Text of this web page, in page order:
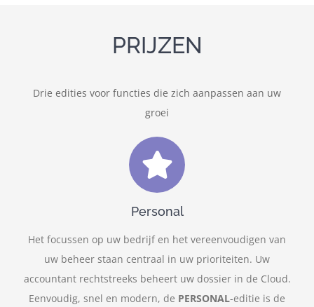
PRIJZEN
Drie edities voor functies die zich aanpassen aan uw
groei
Personal
Het focussen op uw bedrijf en het vereenvoudigen van
uw beheer staan centraal in uw prioriteiten. Uw
accountant rechtstreeks beheert uw dossier in de Cloud.
Eenvoudig, snel en modern, de PERSONAL-editie is de